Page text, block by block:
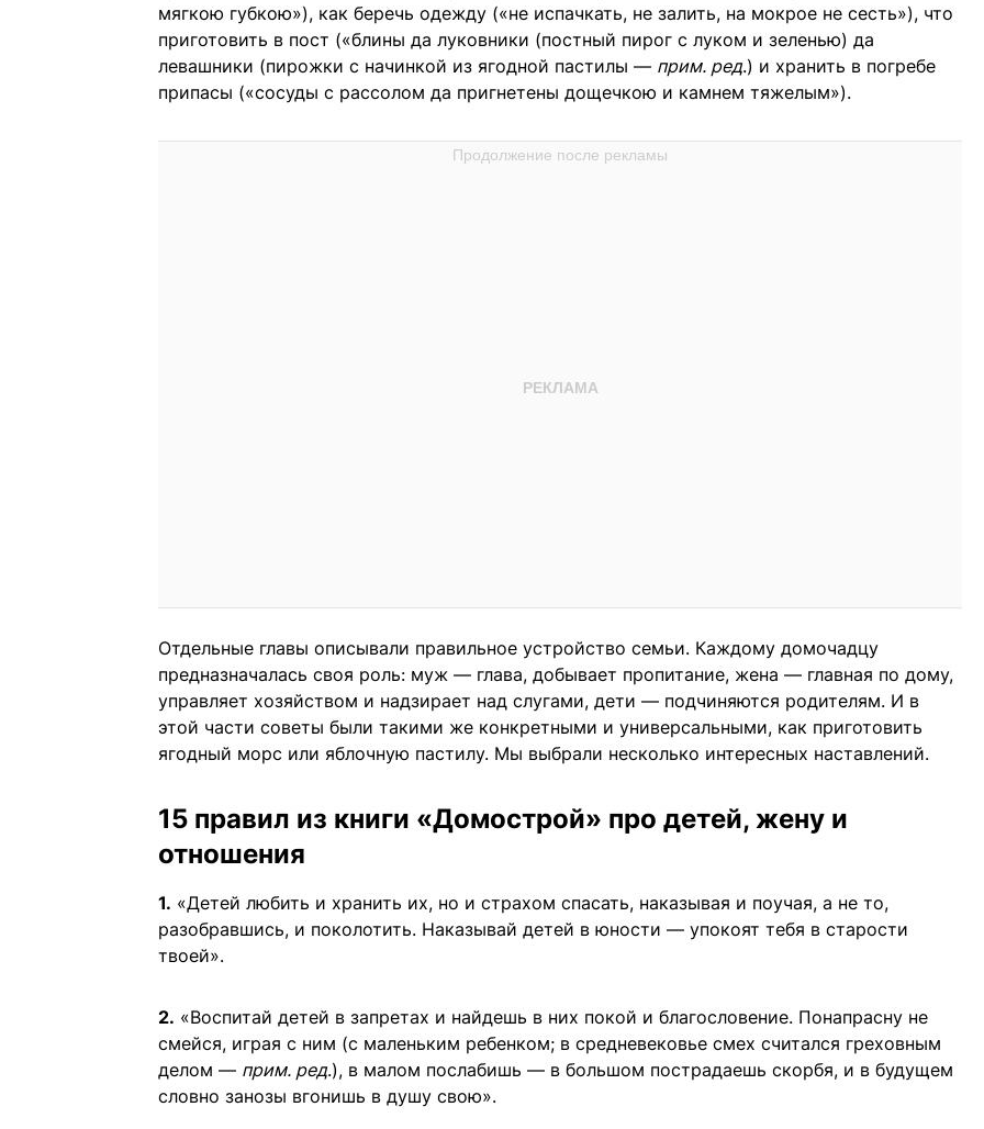
мягкою губкою»), как беречь одежду («не испачкать, не залить, на мокрое не сесть»), что
приготовить в пост («блины да луковники (постный пирог с луком и зеленью) да
левашники (пирожки с начинкой из ягодной пастилы — прим. ред.) и хранить в погребе
припасы («сосуды с рассолом да пригнетены дощечкою и камнем тяжелым»).
Отдельные главы описывали правильное устройство семьи. Каждому домочадцу
предназначалась своя роль: муж — глава, добывает пропитание, жена — главная по дому,
управляет хозяйством и надзирает над слугами, дети — подчиняются родителям. И в
этой части советы были такими же конкретными и универсальными, как приготовить
ягодный морс или яблочную пастилу. Мы выбрали несколько интересных наставлений.
15 правил из книги «Домострой» про детей, жену и
отношения
1. «Детей любить и хранить их, но и страхом спасать, наказывая и поучая, а не то,
разобравшись, и поколотить. Наказывай детей в юности — упокоят тебя в старости
твоей».
2. «Воспитай детей в запретах и найдешь в них покой и благословение. Понапрасну не
смейся, играя с ним (с маленьким ребенком; в средневековье смех считался греховным
делом — прим. ред.), в малом послабишь — в большом пострадаешь скорбя, и в будущем
словно занозы вгонишь в душу свою».